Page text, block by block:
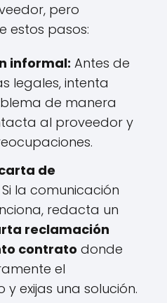
pero
estos pasos:
informal: Antes de
legales, intenta
de manera
al proveedor y
de
Si la comunicación
redacta un
reclamación
contrato donde
el
y exijas una solución.